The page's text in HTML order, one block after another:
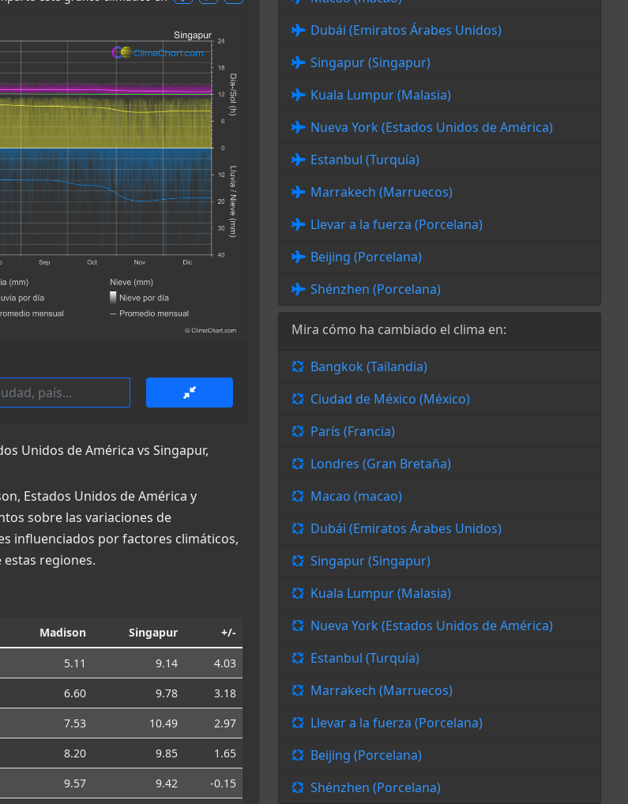
Unidos de América vs Singapur,
Estados Unidos de América y
sobre las variaciones de
influenciados por factores climáticos,
regiones.
Madison Singapur +/-
5.11 9.14
4.03
6.60 9.78
3.18
7.53 10.49
2.97
8.20 9.85
1.65
9.57 9.42
-0.15
Dubái (Emiratos Árabes Unidos)
Singapur (Singapur)
Kuala Lumpur (Malasia)
Nueva York (Estados Unidos de América)
Estanbul (Turquía)
Marrakech (Marruecos)
Llevar a la fuerza (Porcelana)
Beijing (Porcelana)
Shénzhen (Porcelana)
Mira cómo ha cambiado el clima en:
Bangkok (Tailandia)
Ciudad de México (México)
París (Francia)
Londres (Gran Bretaña)
Macao (macao)
Dubái (Emiratos Árabes Unidos)
Singapur (Singapur)
Kuala Lumpur (Malasia)
Nueva York (Estados Unidos de América)
Estanbul (Turquía)
Marrakech (Marruecos)
Llevar a la fuerza (Porcelana)
Beijing (Porcelana)
Shénzhen (Porcelana)